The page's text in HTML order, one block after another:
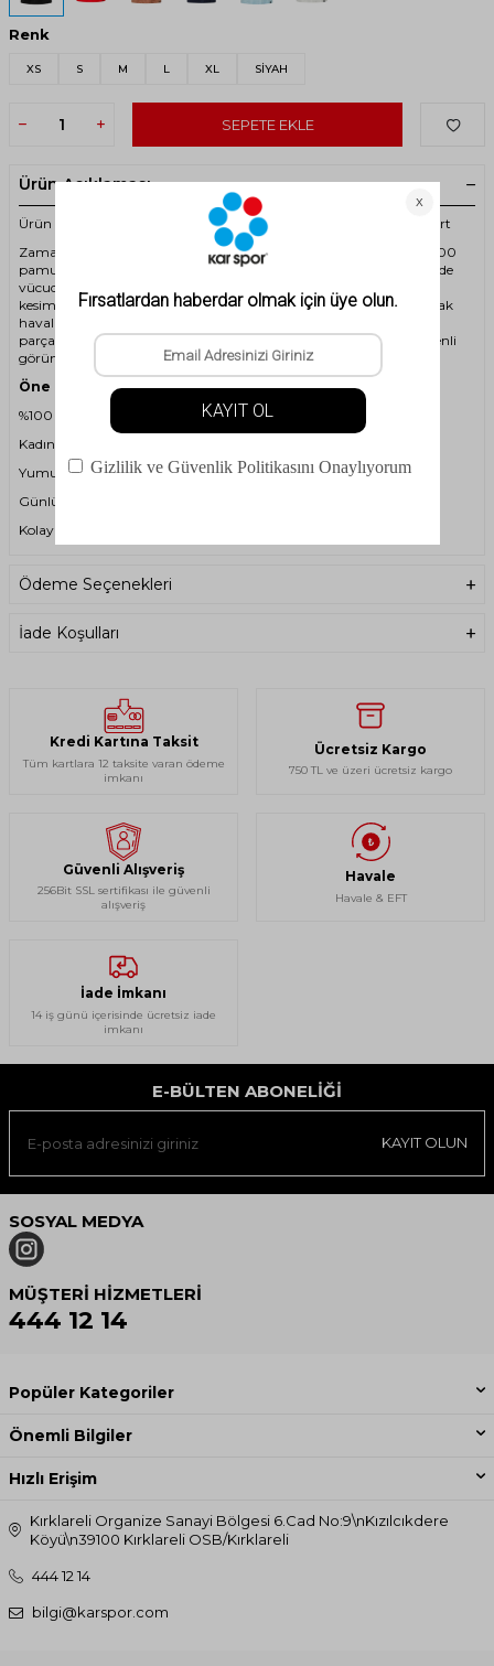
Renk
XS S M L XL SİYAH
SEPETE EKLE
Ürün Açıklaması
Ürün Kodu: 2ASALEXAWFS25 - 2AS Alexa Kadın Bisiklet Yaka T-shırt
Zamansız şıklığın ve konforun buluştuğu bu basic kadın tişört, %100
pamuklu yapısıyla gün boyu rahatlık sunar. Regular kalıbı sayesinde
vücuda oturmadan doğal bir duruş sağlar; ne çok dar ne de bol
kesimiyle ideal bir denge sunar. Nefes alabilen kumaşı sayesinde sıcak
havalarda serin tutar, katmanlı giyimde ise mükemmel bir temel
parça olarak öne çıkar. Hem günlük kombinlerde hem de daha özenli
görünümlerde rahatlıkla tercih edilebilir.
Öne Çıkan Özellikler:
%100 kaliteli pamuk kumaş
Kadınlara özel regular (standart) kalıp
Yumuşak doku, nefes alabilir yapı
Günlük kullanıma uygun sade ve şık tasarım
Kolay kombinlenebilir gardırop klasiği
Ödeme Seçenekleri
İade Koşulları
Kredi Kartına Taksit
Tüm kartlara 12 taksite varan ödeme
imkanı
Ücretsiz Kargo
750 TL ve üzeri ücretsiz kargo
Güvenli Alışveriş
256Bit SSL sertifikası ile güvenli
alışveriş
Havale
Havale & EFT
İade İmkanı
14 iş günü içerisinde ücretsiz iade
imkanı
E-BÜLTEN ABONELIĞI
KAYIT OLUN
SOSYAL MEDYA
MÜŞTERI HIZMETLERI
444 12 14
Popüler Kategoriler
Önemli Bilgiler
Hızlı Erişim
Kırklareli Organize Sanayi Bölgesi 6.Cad No:9\nKızılcıkdere
Köyü\n39100 Kırklareli OSB/Kırklareli
444 12 14
bilgi@karspor.com